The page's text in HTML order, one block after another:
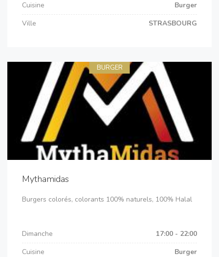
Cuisine
Burger
Ville
STRASBOURG
BURGER
Mythamidas
Burgers colorés, colorants 100% naturels, 100% Halal
Dimanche
17:00 - 22:00
Cuisine
Burger